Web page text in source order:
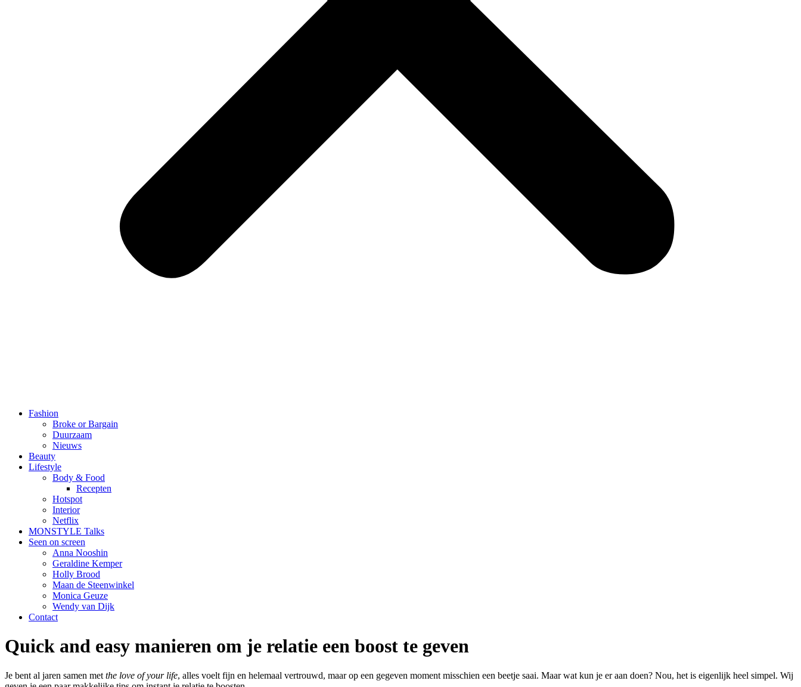
Fashion
Broke or Bargain
Duurzaam
Nieuws
Beauty
Lifestyle
Body & Food
Recepten
Hotspot
Interior
Netflix
MONSTYLE Talks
Seen on screen
Anna Nooshin
Geraldine Kemper
Holly Brood
Maan de Steenwinkel
Monica Geuze
Wendy van Dijk
Contact
Quick and easy manieren om je relatie een boost te geven
Je bent al jaren samen met the love of your life, alles voelt fijn en helemaal vertrouwd, maar op een gegeven moment misschien een beetje saai. Maar wat kun je er aan doen? Nou, het is eigenlijk heel simpel. Wij